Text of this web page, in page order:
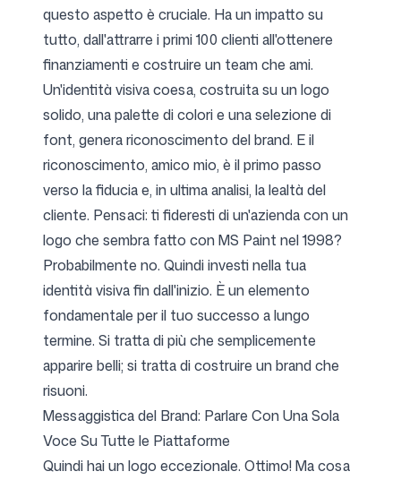
questo aspetto è cruciale. Ha un impatto su
tutto, dall'attrarre i primi 100 clienti all'ottenere
finanziamenti e costruire un team che ami.
Un'identità visiva coesa, costruita su un logo
solido, una palette di colori e una selezione di
font, genera riconoscimento del brand. E il
riconoscimento, amico mio, è il primo passo
verso la fiducia e, in ultima analisi, la lealtà del
cliente. Pensaci: ti fideresti di un'azienda con un
logo che sembra fatto con MS Paint nel 1998?
Probabilmente no. Quindi investi nella tua
identità visiva fin dall'inizio. È un elemento
fondamentale per il tuo successo a lungo
termine. Si tratta di più che semplicemente
apparire belli; si tratta di costruire un brand che
risuoni.
Messaggistica del Brand: Parlare Con Una Sola
Voce Su Tutte le Piattaforme
Quindi hai un logo eccezionale. Ottimo! Ma cosa